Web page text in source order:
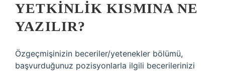
YETKINLIK KISMINA NE
YAZILIR?
Özgeçmişinizin beceriler/yetenekler bölümü,
başvurduğunuz pozisyonlarla ilgili becerilerinizi